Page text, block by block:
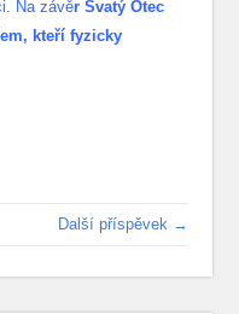
Na závěr Svatý Otec
kteří fyzicky
Další příspěvek →